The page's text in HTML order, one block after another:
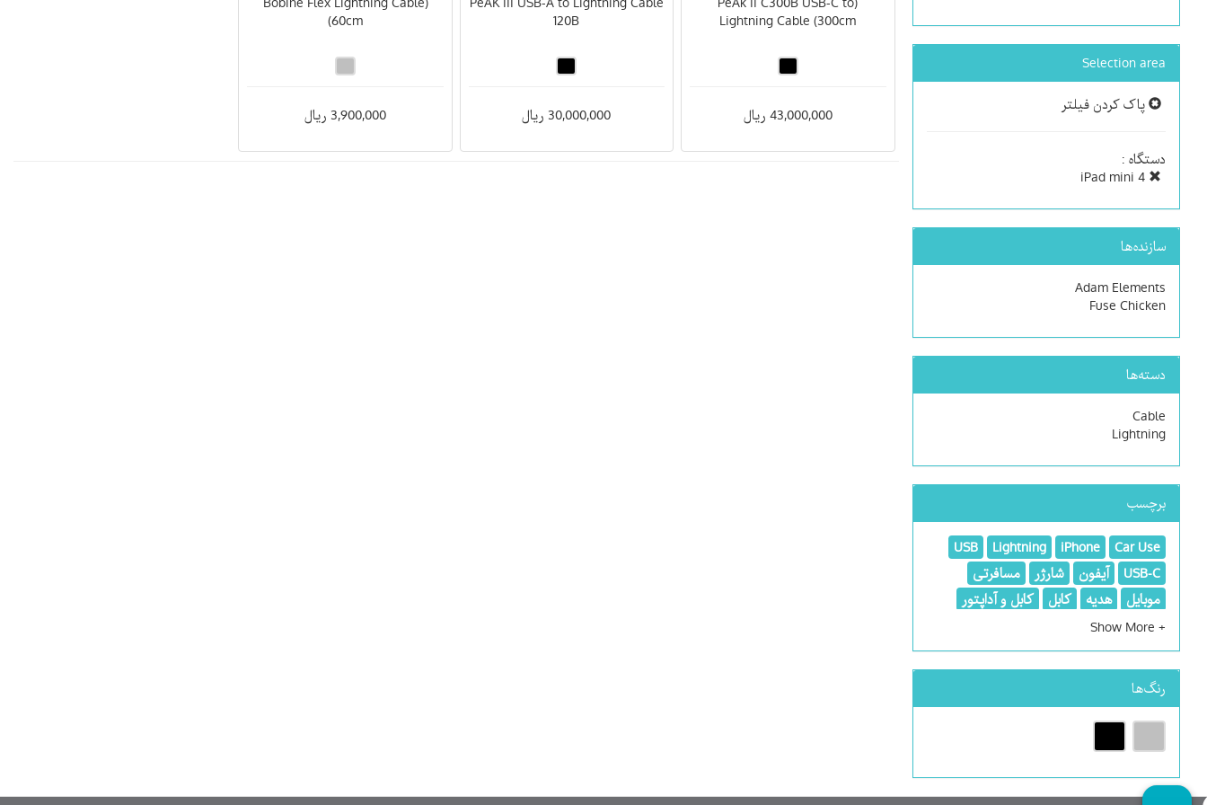
Selection area
پاک کردن فیلتر
دستگاه :
سازنده‌ها
Adam Elements
Fuse Chicken
دسته‌ها
Cable
Lightning
برچسب
Car Use
iPhone
Lightning
USB
USB-C
آیفون شارژر
مسافرتی
موبایل
هدیه کابل
کابل و آداپتور
کابل و گجت
رنگ‌ها
Lightning Cable (300cm
43,000,000 ریال
120B
30,000,000 ریال
(60cm
3,900,000 ریال